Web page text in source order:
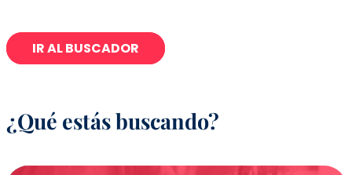
IR AL BUSCADOR
¿Qué estás buscando?